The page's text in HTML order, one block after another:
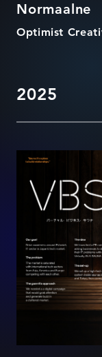
Normaalne
Optimist
2025